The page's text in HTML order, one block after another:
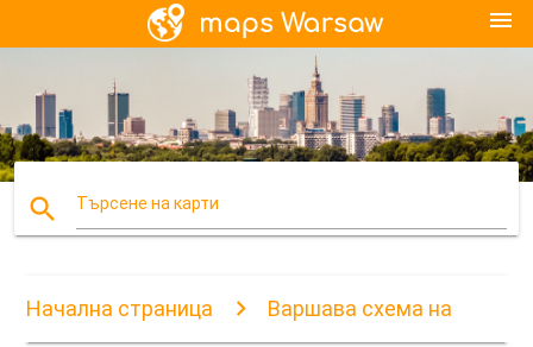
menu
search Търсене на карти
Начална страница Варшава схема на